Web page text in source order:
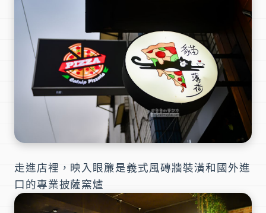
走進店裡，映入眼簾是義式風磚牆裝潢和國外進
口的專業披薩窯爐